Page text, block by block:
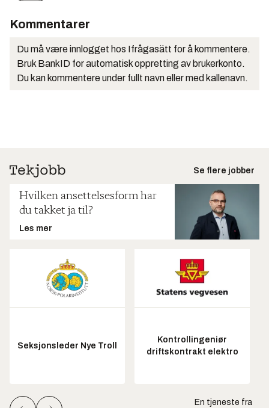
Kommentarer
Du må være innlogget hos Ifrågasätt for å kommentere.
Bruk BankID for automatisk oppretting av brukerkonto.
Du kan kommentere under fullt navn eller med kallenavn.
Se flere jobber
Hvilken ansettelsesform har
du takket ja til?
Les mer
Seksjonsleder Nye Troll
Kontrollingeniør
driftskontrakt elektro
En tjeneste fra